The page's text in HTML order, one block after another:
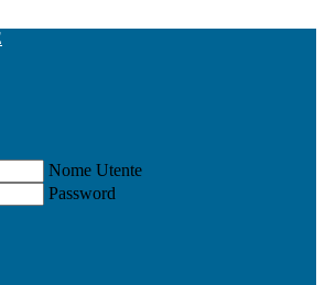
Nome Utente
Password